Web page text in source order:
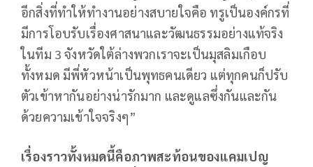
อีกสิ่งที่ทำให้ทำงานอย่างสบายใจคือ ทรูเป็นองค์กรที่
มีการโอบรับเรื่องศาสนาและวัฒนธรรมอย่างแท้จริง
ในทีม 3 จังหวัดใต้ล่างพวกเราจะเป็นมุสลิมเกือบ
ทั้งหมด มีพี่หัวหน้าเป็นพุทธคนเดียว แต่ทุกคนก็ปรับ
ตัวเข้าหากันอย่างน่ารักมาก และดูแลซึ่งกันและกัน
ด้วยความเข้าใจจริงๆ”
เรื่องราวทั้งหมดนี้คือภาพสะท้อนของแคมเปญ